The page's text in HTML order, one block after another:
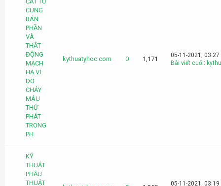
CUNG
BÁN
PHẦN
VÀ
THẮT
ĐỘNG
MẠCH
HẠ VỊ
DO
CHẢY
MÁU
THỨ
PHÁT
TRONG
PH
kythuatyhoc.com 0 1,171
05-11-2021, 03:27
Bài viết cuối:
KỸ
THUẬT
PHẪU
THUẬT
05-11-2021, 03:19